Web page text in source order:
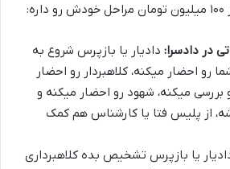
در دادسرا: دادیار یا بازپرس شروع به
رو احضار میکنه، کلاهبردار رو احضار
بررسی میکنه، شهود رو احضار میکنه و
از پلیس فتا یا کارشناس هم کمک
یا بازپرس تشخیص بده کلاهبرداری